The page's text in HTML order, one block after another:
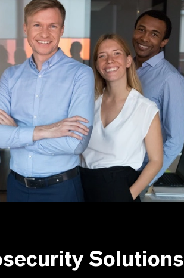
Solutions